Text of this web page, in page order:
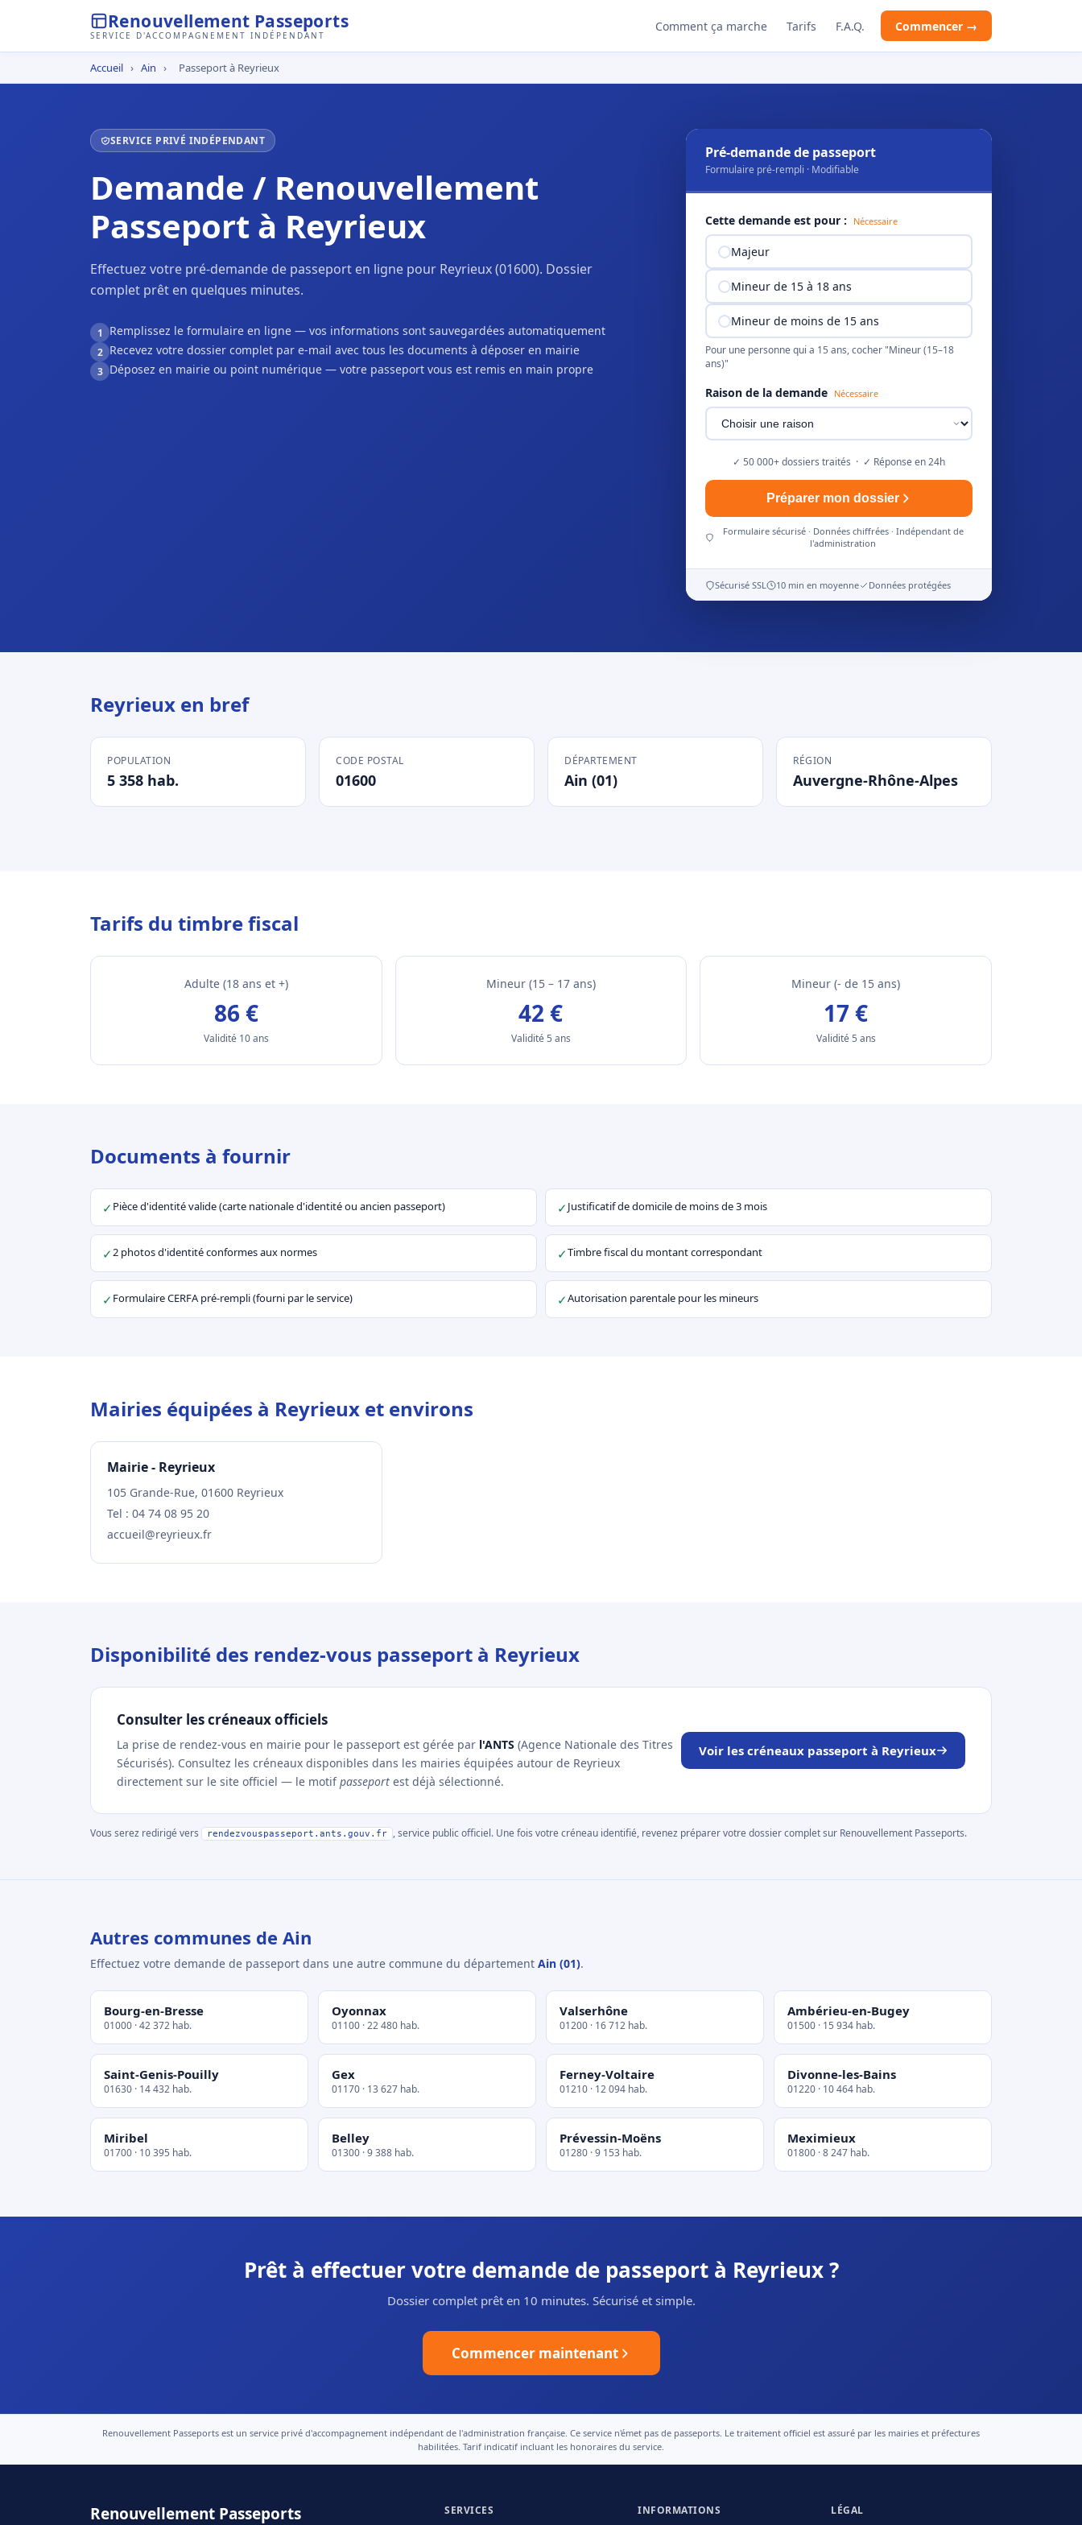
Renouvellement Passeports
SERVICE D'ACCOMPAGNEMENT INDÉPENDANT
Comment ça marche Tarifs F.A.Q. Commencer →
Accueil › Ain › Passeport à Reyrieux
SERVICE PRIVÉ INDÉPENDANT
Demande / Renouvellement
Passeport à Reyrieux
Effectuez votre pré-demande de passeport en ligne pour Reyrieux (01600). Dossier
complet prêt en quelques minutes.
1 Remplissez le formulaire en ligne — vos informations sont sauvegardées automatiquement
2 Recevez votre dossier complet par e-mail avec tous les documents à déposer en mairie
3 Déposez en mairie ou point numérique — votre passeport vous est remis en main propre
Pré-demande de passeport
Formulaire pré-rempli · Modifiable
Cette demande est pour : Nécessaire
Majeur
Mineur de 15 à 18 ans
Mineur de moins de 15 ans
Pour une personne qui a 15 ans, cocher "Mineur (15–18
ans)"
Raison de la demande Nécessaire
✓ 50 000+ dossiers traités · ✓ Réponse en 24h
Préparer mon dossier
Formulaire sécurisé · Données chiffrées · Indépendant de
l'administration
Sécurisé SSL 10 min en moyenne Données protégées
Reyrieux en bref
POPULATION
5 358 hab.
CODE POSTAL
01600
DÉPARTEMENT
Ain (01)
RÉGION
Auvergne-Rhône-Alpes
Tarifs du timbre fiscal
Adulte (18 ans et +)
86 €
Validité 10 ans
Mineur (15 – 17 ans)
42 €
Validité 5 ans
Mineur (- de 15 ans)
17 €
Validité 5 ans
Documents à fournir
✓ Pièce d'identité valide (carte nationale d'identité ou ancien passeport) ✓Justificatif de domicile de moins de 3 mois
✓2 photos d'identité conformes aux normes ✓Timbre fiscal du montant correspondant
✓ Formulaire CERFA pré-rempli (fourni par le service) ✓Autorisation parentale pour les mineurs
Mairies équipées à Reyrieux et environs
Mairie - Reyrieux
105 Grande-Rue, 01600 Reyrieux
Tel : 04 74 08 95 20
accueil@reyrieux.fr
Disponibilité des rendez-vous passeport à Reyrieux
Consulter les créneaux officiels
La prise de rendez-vous en mairie pour le passeport est gérée par l'ANTS (Agence Nationale des Titres
Sécurisés). Consultez les créneaux disponibles dans les mairies équipées autour de Reyrieux
directement sur le site officiel — le motifpasseport est déjà sélectionné.
Voir les créneaux passeport à Reyrieux
Vous serez redirigé vers rendezvouspasseport.ants.gouv.fr , service public officiel. Une fois votre créneau identifié, revenez préparer votre dossier complet sur Renouvellement Passeports.
Autres communes de Ain
Effectuez votre demande de passeport dans une autre commune du département Ain (01).
Bourg-en-Bresse
01000 · 42 372 hab.
Oyonnax
01100 · 22 480 hab.
Valserhône
01200 · 16 712 hab.
Ambérieu-en-Bugey
01500 · 15 934 hab.
Saint-Genis-Pouilly
01630 · 14 432 hab.
Gex
01170 · 13 627 hab.
Ferney-Voltaire
01210 · 12 094 hab.
Divonne-les-Bains
01220 · 10 464 hab.
Miribel
01700 · 10 395 hab.
Belley
01300 · 9 388 hab.
Prévessin-Moëns
01280 · 9 153 hab.
Meximieux
01800 · 8 247 hab.
Prêt à effectuer votre demande de passeport à Reyrieux ?
Dossier complet prêt en 10 minutes. Sécurisé et simple.
Commencer maintenant
Renouvellement Passeports est un service privé d'accompagnement indépendant de l'administration française. Ce service n'émet pas de passeports. Le traitement officiel est assuré par les mairies et préfectures
habilitées. Tarif indicatif incluant les honoraires du service.
Renouvellement Passeports SERVICES INFORMATIONS LÉGAL